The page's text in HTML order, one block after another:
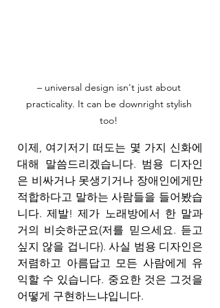
– universal design isn't just about
practicality. It can be downright stylish
too!
이제, 여기저기 떠도는 몇 가지 신화에
대해 말씀드리겠습니다. 범용 디자인
은 비싸거나 못생기거나 장애인에게만
적합하다고 말하는 사람들을 들어봤습
니다. 제발! 제가 노래방에서 한 말과
거의 비슷하군요(저를 믿으세요. 듣고
싶지 않을 겁니다). 사실 범용 디자인은
저렴하고 아름답고 모든 사람에게 유
익할 수 있습니다. 중요한 것은 그것을
어떻게 구현하느냐입니다.